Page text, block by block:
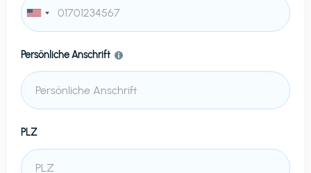
Persönliche Anschrift
PLZ